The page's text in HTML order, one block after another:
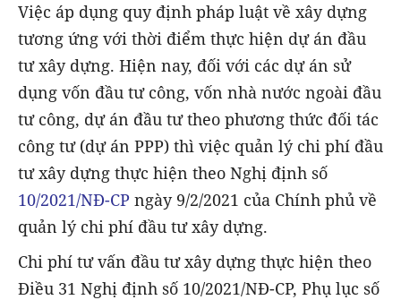
Việc áp dụng quy định pháp luật về xây dựng
tương ứng với thời điểm thực hiện dự án đầu
tư xây dựng. Hiện nay, đối với các dự án sử
dụng vốn đầu tư công, vốn nhà nước ngoài đầu
tư công, dự án đầu tư theo phương thức đối tác
công tư (dự án PPP) thì việc quản lý chi phí đầu
tư xây dựng thực hiện theo Nghị định số
10/2021/NĐ-CP ngày 9/2/2021 của Chính phủ về
quản lý chi phí đầu tư xây dựng.
Chi phí tư vấn đầu tư xây dựng thực hiện theo
Điều 31 Nghị định số 10/2021/NĐ-CP, Phụ lục số